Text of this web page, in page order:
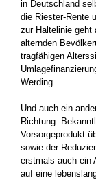
in Deutschland
die Riester-Rente
zur Haltelinie geht
alternden
tragfähigen
Werding.
Und auch ein
Richtung.
Vorsorgeprodukt
sowie der
erstmals auch ein
auf eine